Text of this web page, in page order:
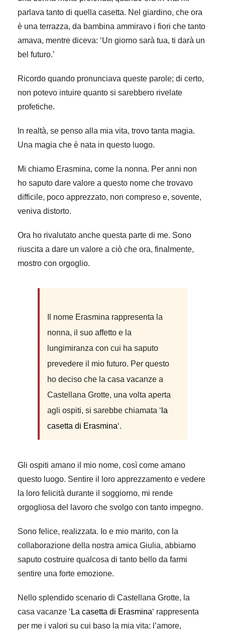
parlava tanto di quella casetta. Nel giardino, che ora
è una terrazza, da bambina ammiravo i fiori che tanto
amava, mentre diceva: ‘Un giorno sarà tua, ti darà un
bel futuro.’
Ricordo quando pronunciava queste parole; di certo,
non potevo intuire quanto si sarebbero rivelate
profetiche.
In realtà, se penso alla mia vita, trovo tanta magia.
Una magia che è nata in questo luogo.
Mi chiamo Erasmina, come la nonna. Per anni non
ho saputo dare valore a questo nome che trovavo
difficile, poco apprezzato, non compreso e, sovente,
veniva distorto.
Ora ho rivalutato anche questa parte di me. Sono
riuscita a dare un valore a ciò che ora, finalmente,
mostro con orgoglio.
Il nome Erasmina rappresenta la
nonna, il suo affetto e la
lungimiranza con cui ha saputo
prevedere il mio futuro. Per questo
ho deciso che la casa vacanze a
Castellana Grotte, una volta aperta
agli ospiti, si sarebbe chiamata ‘ la
casetta di Erasmina‘.
Gli ospiti amano il mio nome, così come amano
questo luogo. Sentire il loro apprezzamento e vedere
la loro felicità durante il soggiorno, mi rende
orgogliosa del lavoro che svolgo con tanto impegno.
Sono felice, realizzata. Io e mio marito, con la
collaborazione della nostra amica Giulia, abbiamo
saputo costruire qualcosa di tanto bello da farmi
sentire una forte emozione.
Nello splendido scenario di Castellana Grotte, la
casa vacanze ‘ La casetta di Erasmina‘ rappresenta
per me i valori su cui baso la mia vita: l’amore,